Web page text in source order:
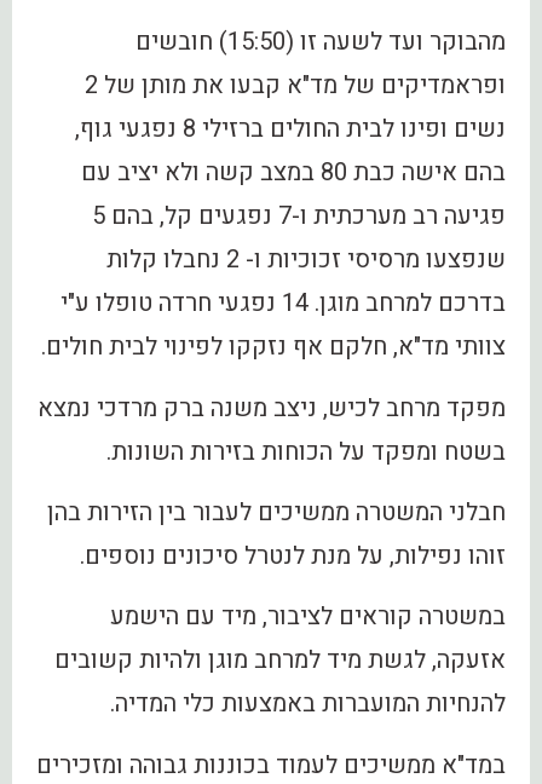
מהבוקר ועד לשעה זו (15:50) חובשים
ופראמדיקים של מד"א קבעו את מותן של 2
נשים ופינו לבית החולים ברזילי 8 נפגעי גוף,
בהם אישה כבת 80 במצב קשה ולא יציב עם
פגיעה רב מערכתית ו-7 נפגעים קל, בהם 5
שנפצעו מרסיסי זכוכיות ו- 2 נחבלו קלות
בדרכם למרחב מוגן. 14 נפגעי חרדה טופלו ע"י
צוותי מד"א, חלקם אף נזקקו לפינוי לבית חולים.
מפקד מרחב לכיש, ניצב משנה ברק מרדכי נמצא
בשטח ומפקד על הכוחות בזירות השונות.
חבלני המשטרה ממשיכים לעבור בין הזירות בהן
זוהו נפילות, על מנת לנטרל סיכונים נוספים.
במשטרה קוראים לציבור, מיד עם הישמע
אזעקה, לגשת מיד למרחב מוגן ולהיות קשובים
להנחיות המועברות באמצעות כלי המדיה.
במד"א ממשיכים לעמוד בכוננות גבוהה ומזכירים